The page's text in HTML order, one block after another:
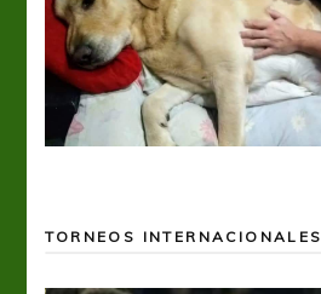
TORNEOS INTERNACIONALES